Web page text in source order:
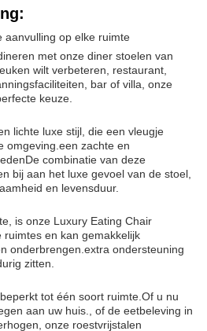
aanvulling op elke ruimte
met onze diner stoelen van
wilt verbeteren, restaurant,
bar of villa, onze
keuze.
lichte luxe stijl, die een vleugje
omgeving.een zachte en
combinatie van deze
bij aan het luxe gevoel van de stoel,
en levensduur.
is onze Luxury Eating Chair
en kan gemakkelijk
onderbrengen.extra ondersteuning
zitten.
tot één soort ruimte.Of u nu
aan uw huis., of de eetbeleving in
onze roestvrijstalen